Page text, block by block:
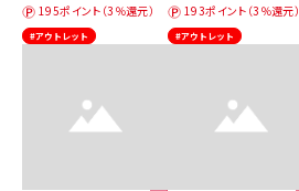
195ポイント（3％還元）
#アウトレット
193ポイント（3％還元）
#アウトレット